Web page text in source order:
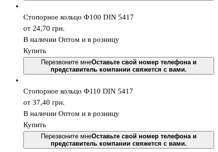
Стопорное кольцо Ф100 DIN 5417
от 24,70 грн.
В наличии Оптом и в розницу
Купить
Перезвоните мнеОставьте свой номер телефона и
представитель компании свяжется с вами.
Стопорное кольцо Ф110 DIN 5417
от 37,40 грн.
В наличии Оптом и в розницу
Купить
Перезвоните мнеОставьте свой номер телефона и
представитель компании свяжется с вами.